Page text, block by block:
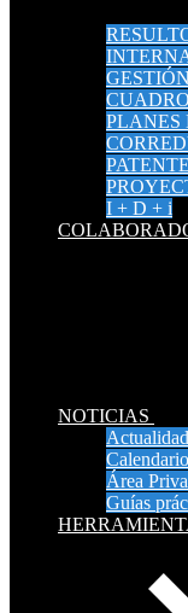
I + D + i
NOTICIAS
Actualidad
Calendario
Área
Guías